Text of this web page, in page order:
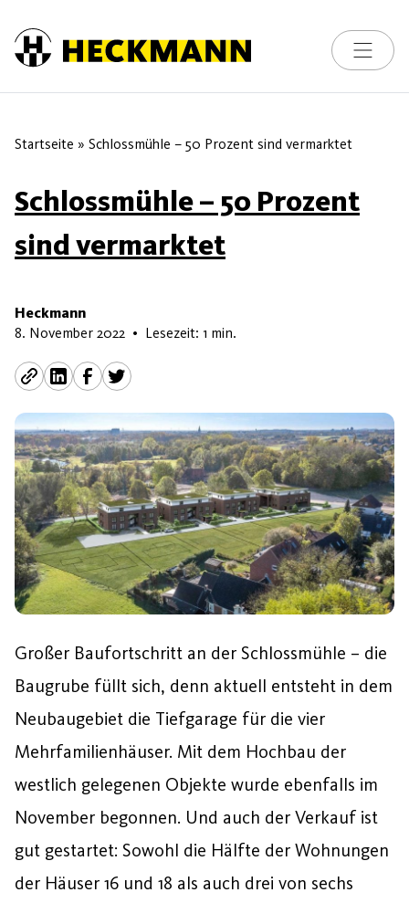
Toggle
Startseite » Schlossmühle – 50 Prozent sind vermarktet
Schlossmühle – 50 Prozent
sind vermarktet
Heckmann
8. November 2022 29. Juni 2023
• Lesezeit: 1 min.
Großer Baufortschritt an der Schlossmühle – die
Baugrube füllt sich, denn aktuell entsteht in dem
Neubaugebiet die Tiefgarage für die vier
Mehrfamilienhäuser. Mit dem Hochbau der
westlich gelegenen Objekte wurde ebenfalls im
November begonnen. Und auch der Verkauf ist
gut gestartet: Sowohl die Hälfte der Wohnungen
der Häuser 16 und 18 als auch drei von sechs